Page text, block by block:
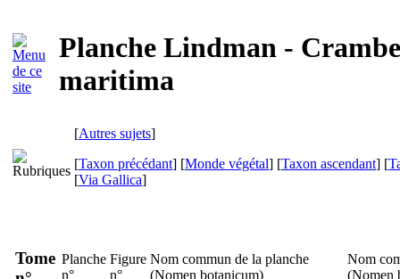
Planche Lindman - Crambe
maritima
[Autres sujets]
[Taxon précédant] [Monde végétal] [Taxon ascendant] [
[Via Gallica]
Tome Planche
n°
Figure
n°
Nom commun de la planche
(Nomen botanicum)
Nom
(Nomen